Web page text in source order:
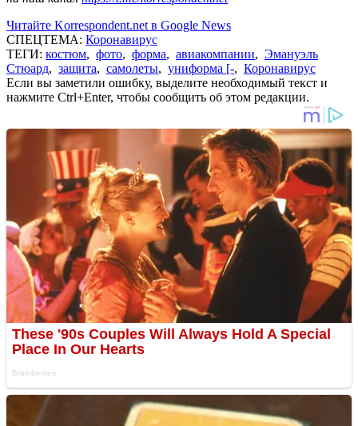
Читайте Korrespondent.net в Google News
СПЕЦТЕМА: Коронавирус
ТЕГИ: костюм, фото, форма, авиакомпании, Эмануэль
Стюард, защита, самолеты, униформа [-, Коронавирус
Если вы заметили ошибку, выделите необходимый текст и
нажмите Ctrl+Enter, чтобы сообщить об этом редакции.